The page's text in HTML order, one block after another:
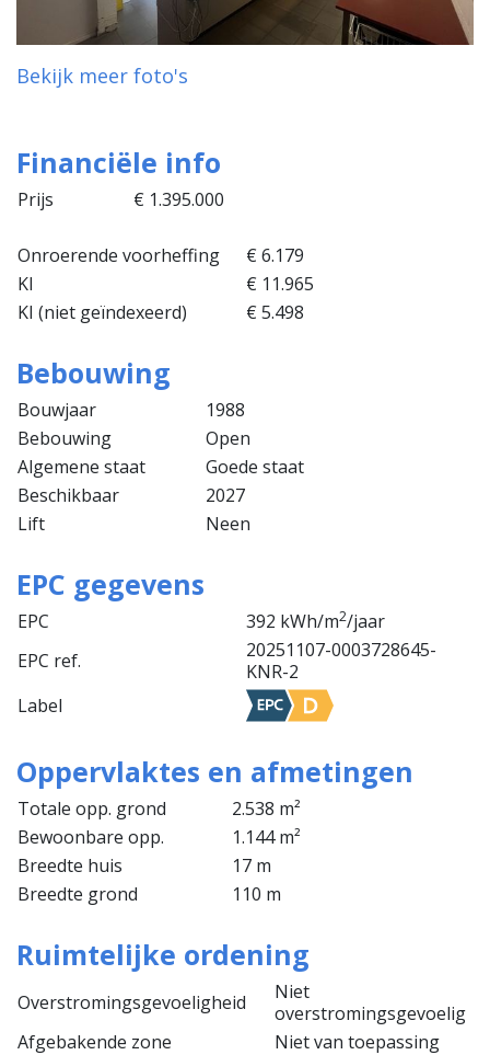
Bekijk meer foto's
Financiële info
Prijs € 1.395.000
Onroerende voorheffing
€ 6.179
KI
€ 11.965
KI (niet geïndexeerd)
€ 5.498
Bebouwing
Bouwjaar
1988
Bebouwing
Open
Algemene staat
Goede staat
Beschikbaar
2027
Lift
Neen
EPC gegevens
EPC 392 kWh/m2/jaar
EPC ref.
20251107-0003728645-
KNR-2
Label
Oppervlaktes en afmetingen
Totale opp. grond
2.538 m²
Bewoonbare opp.
1.144 m²
Breedte huis
17 m
Breedte grond
110 m
Ruimtelijke ordening
Overstromingsgevoeligheid
Niet
overstromingsgevoelig
Afgebakende zone
Niet van toepassing